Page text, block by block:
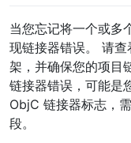
当您忘记将一个或多
现链接器错误。 请查
架，并确保您的项目
链接器错误，可能是
ObjC 链接器标志，
段。